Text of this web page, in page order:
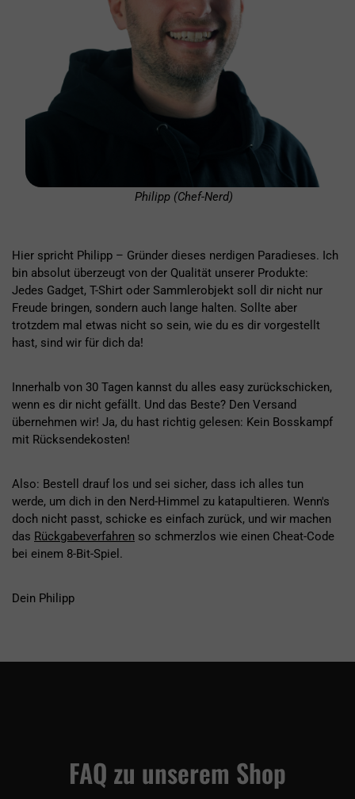
Philipp (Chef-Nerd)
Hier spricht Philipp – Gründer dieses nerdigen Paradieses. Ich
bin absolut überzeugt von der Qualität unserer Produkte:
Jedes Gadget, T-Shirt oder Sammlerobjekt soll dir nicht nur
Freude bringen, sondern auch lange halten. Sollte aber
trotzdem mal etwas nicht so sein, wie du es dir vorgestellt
hast, sind wir für dich da!
Innerhalb von 30 Tagen kannst du alles easy zurückschicken,
wenn es dir nicht gefällt. Und das Beste? Den Versand
übernehmen wir! Ja, du hast richtig gelesen: Kein Bosskampf
mit Rücksendekosten!
Also: Bestell drauf los und sei sicher, dass ich alles tun
werde, um dich in den Nerd-Himmel zu katapultieren. Wenn's
doch nicht passt, schicke es einfach zurück, und wir machen
das Rückgabeverfahren so schmerzlos wie einen Cheat-Code
bei einem 8-Bit-Spiel.
Dein Philipp
FAQ zu unserem Shop